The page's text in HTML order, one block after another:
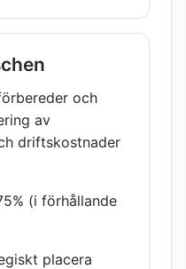
och
av
driftskostnader
(i förhållande
placera